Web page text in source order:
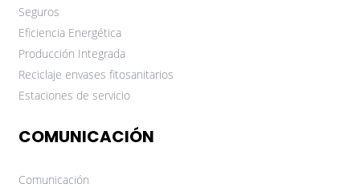
Seguros
Eficiencia Energética
Producción Integrada
Reciclaje envases fitosanitarios
Estaciones de servicio
COMUNICACIÓN
Comunicación